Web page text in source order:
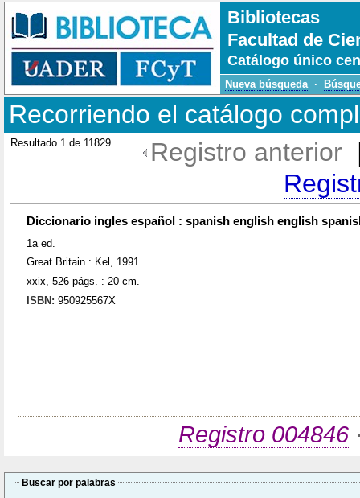
Bibliotecas
Facultad de
Catálogo único
Nueva búsqueda ·
Recorriendo el catálogo
Resultado 1 de 11829 Registro anterior
Diccionario ingles español : spanish english english
1a ed.
Great Britain : Kel, 1991.
xxix, 526 págs. : 20 cm.
ISBN: 950925567X
Registro 004846
Buscar por palabras